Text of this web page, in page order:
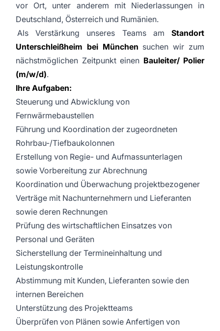
vor Ort, unter anderem mit Niederlassungen in
Deutschland, Österreich und Rumänien.
Als Verstärkung unseres Teams am Standort
Unterschleißheim bei München suchen wir zum
nächstmöglichen Zeitpunkt einen Bauleiter/ Polier
(m/w/d).
Ihre Aufgaben:
Steuerung und Abwicklung von
Fernwärmebaustellen
Führung und Koordination der zugeordneten
Rohrbau-/Tiefbaukolonnen
Erstellung von Regie- und Aufmassunterlagen
sowie Vorbereitung zur Abrechnung
Koordination und Überwachung projektbezogener
Verträge mit Nachunternehmern und Lieferanten
sowie deren Rechnungen
Prüfung des wirtschaftlichen Einsatzes von
Personal und Geräten
Sicherstellung der Termineinhaltung und
Leistungskontrolle
Abstimmung mit Kunden, Lieferanten sowie den
internen Bereichen
Unterstützung des Projektteams
Überprüfen von Plänen sowie Anfertigen von